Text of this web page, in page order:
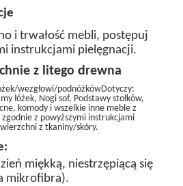
i trwałość mebli, postępuj
instrukcjami pielęgnacji.
z litego drewna
wezgłowi/podnóżkówDotyczy:
łóżek, Nogi sof, Podstawy stołków,
komody i wszelkie inne meble z
zgodnie z powyższymi instrukcjami
z tkaniny/skóry.
miękką, niestrzępiącą się
mikrofibra).